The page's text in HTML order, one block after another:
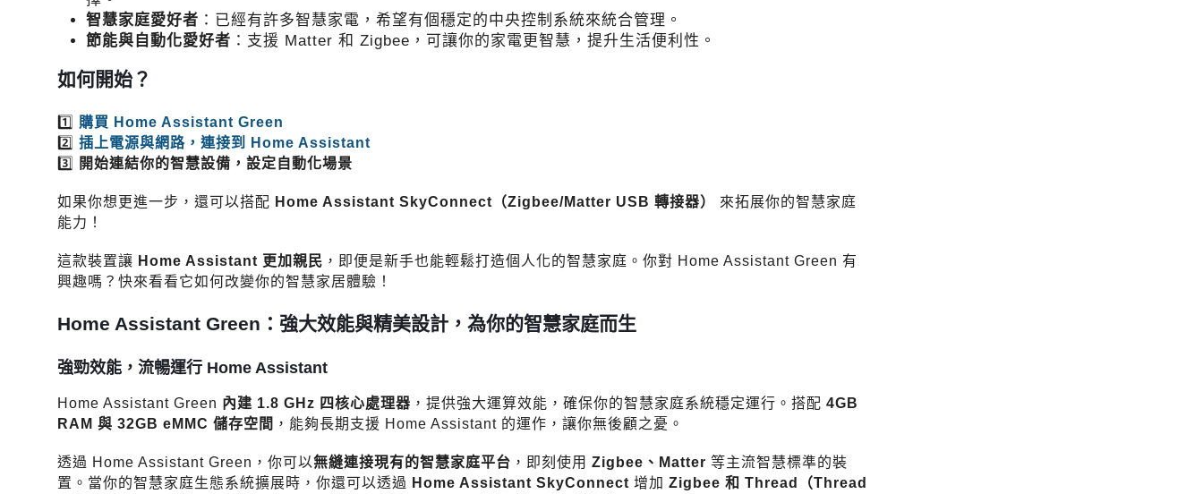
智慧家庭愛好者 ：已經有許多智慧家電，希望有個穩定的中央控制系統來統合管理。
節能與自動化愛好者 ：支援 Matter 和 Zigbee，可讓你的家電更智慧，提升生活便利性。
如何開始？
1️⃣ 購買 Home Assistant Green
2️⃣ 插上電源與網路，連接到 Home Assistant
3️⃣
開始連結你的智慧設備，設定自動化場景
如果你想更進一步，還可以搭配 Home Assistant SkyConnect（Zigbee/Matter USB 轉接器）
來拓展你的智慧家庭
能力！
這款裝置讓 Home Assistant 更加親民 ，即便是新手也能輕鬆打造個人化的智慧家庭。你對 Home Assistant Green 有
興趣嗎？快來看看它如何改變你的智慧家居體驗！
Home Assistant Green：強大效能與精美設計，為你的智慧家庭而生
強勁效能，流暢運行 Home Assistant
Home Assistant Green 內建 1.8 GHz 四核心處理器 ，提供強大運算效能，確保你的智慧家庭系統穩定運行。搭配 4GB
RAM 與 32GB eMMC 儲存空間 ，能夠長期支援 Home Assistant 的運作，讓你無後顧之憂。
透過 Home Assistant Green，你可以無縫連接現有的智慧家庭平台 ，即刻使用 Zigbee、Matter 等主流智慧標準的裝
置。當你的智慧家庭生態系統擴展時，你還可以透過 Home Assistant SkyConnect 增加 Zigbee 和 Thread（Thread